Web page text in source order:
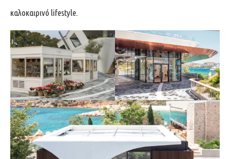
καλοκαιρινό lifestyle.